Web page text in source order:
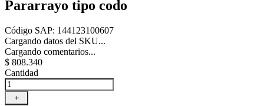
Pararrayo tipo codo
Código SAP: 144123100607
Cargando datos del SKU...
Cargando comentarios...
$ 808.340
Cantidad
＋